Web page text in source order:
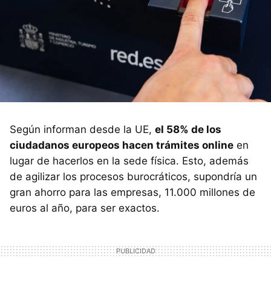
Según informan desde la UE, el 58% de los
ciudadanos europeos hacen trámites online en
lugar de hacerlos en la sede física. Esto, además
de agilizar los procesos burocráticos, supondría un
gran ahorro para las empresas, 11.000 millones de
euros al año, para ser exactos.